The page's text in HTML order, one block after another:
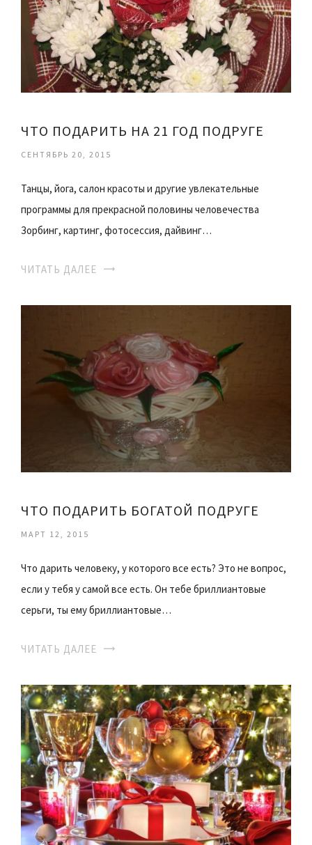
ЧТО ПОДАРИТЬ НА 21 ГОД ПОДРУГЕ
СЕНТЯБРЬ 20, 2015
Танцы, йога, салон красоты и другие увлекательные
программы для прекрасной половины человечества
Зорбинг, картинг, фотосессия, дайвинг…
ЧИТАТЬ ДАЛЕЕ
ЧТО ПОДАРИТЬ БОГАТОЙ ПОДРУГЕ
МАРТ 12, 2015
Что дарить человеку, у которого все есть? Это не вопрос,
если у тебя у самой все есть. Он тебе бриллиантовые
серьги, ты ему бриллиантовые…
ЧИТАТЬ ДАЛЕЕ